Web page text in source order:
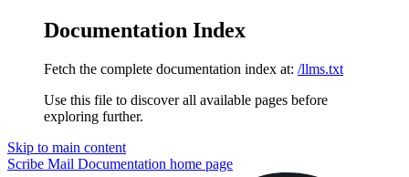
Documentation Index
Fetch the complete documentation index at: /llms.txt
Use this file to discover all available pages before
exploring further.
Skip to main content
Scribe Mail Documentation home page